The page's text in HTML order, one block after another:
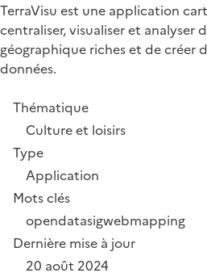
TerraVisu est une application
centraliser, visualiser et analyser
géographique riches et de créer
données.
Thématique
Culture et loisirs
Type
Application
Mots clés
opendatasigwebmapping
Dernière mise à jour
20 août 2024